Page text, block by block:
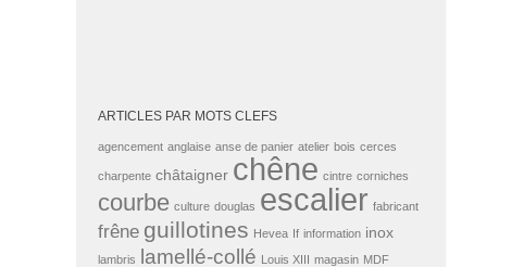
ARTICLES PAR MOTS CLEFS
agencement anglaise anse de panier atelier bois cerces
charpente châtaigner chêne cintre corniches
courbe culture douglas escalier fabricant
frêne guillotines Hevea If information inox
lambris lamellé-collé Louis XIII magasin MDF